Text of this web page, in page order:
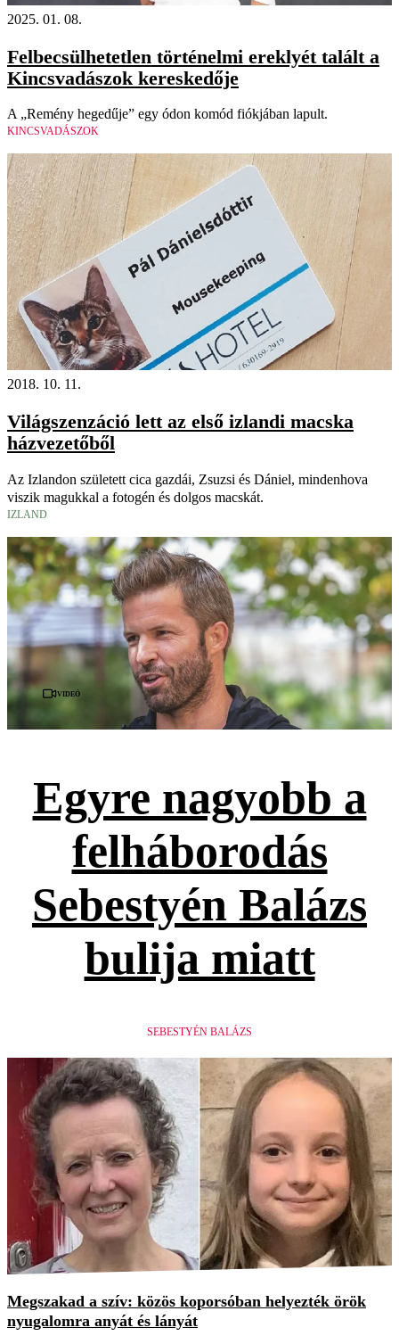
2025. 01. 08.
Felbecsülhetetlen történelmi ereklyét talált a
Kincsvadászok kereskedője
A „Remény hegedűje” egy ódon komód fiókjában lapult.
KINCSVADÁSZOK
2018. 10. 11.
Világszenzáció lett az első izlandi macska
házvezetőből
Az Izlandon született cica gazdái, Zsuzsi és Dániel, mindenhova
viszik magukkal a fotogén és dolgos macskát.
IZLAND
Videó
Egyre nagyobb a
felháborodás
Sebestyén Balázs
bulija miatt
SEBESTYÉN BALÁZS
Megszakad a szív: közös koporsóban helyezték örök
nyugalomra anyát és lányát